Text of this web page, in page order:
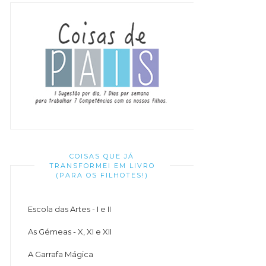
COISAS QUE JÁ
TRANSFORMEI EM LIVRO
(PARA OS FILHOTES!)
Escola das Artes - I e II
As Gémeas - X, XI e XII
A Garrafa Mágica